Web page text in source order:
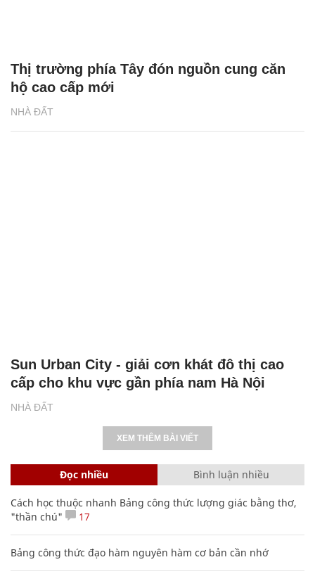
NHÀ ĐẤT
Thị trường phía Tây đón nguồn cung căn
hộ cao cấp mới
NHÀ ĐẤT
Sun Urban City - giải cơn khát đô thị cao
cấp cho khu vực gần phía nam Hà Nội
XEM THÊM BÀI VIẾT
Đọc nhiều Bình luận nhiều
Cách học thuộc nhanh Bảng công thức lượng giác bằng thơ,
"thần chú"
17
Bảng công thức đạo hàm nguyên hàm cơ bản cần nhớ